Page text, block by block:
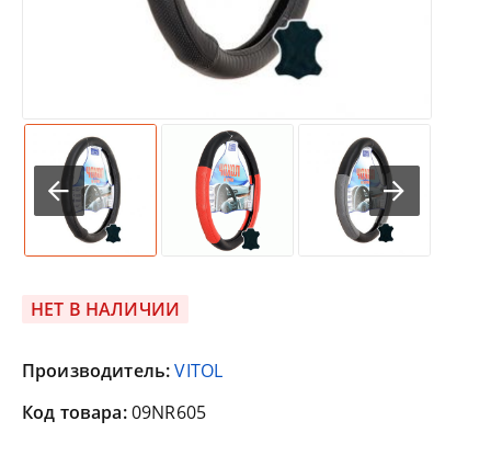
НЕТ В НАЛИЧИИ
Производитель:VITOL
Код товара:09NR605